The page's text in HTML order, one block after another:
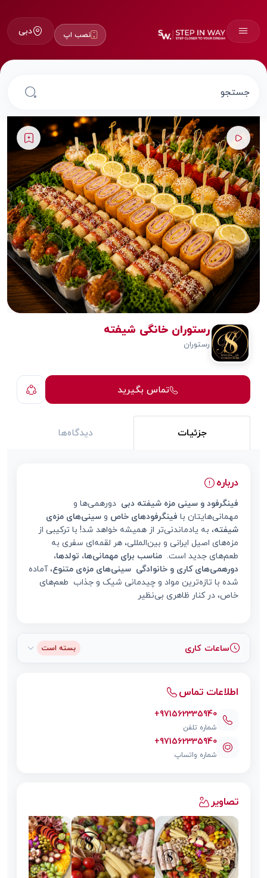
نصب اپ دبی
رستوران خانگی شیفته
رستوران
تماس بگیرید
جزئیات دیدگاه‌ها
درباره
فینگرفود و سینی مزه شیفته دبی دورهمی‌ها و
مهمانی‌هایتان با فینگرفود‌های خاص و سینی‌های مزه‌ی
شیفته، به یادماندنی‌تر از همیشه خواهد شد! با ترکیبی از
مزه‌های اصیل ایرانی و بین‌المللی، هر لقمه‌ای سفری به
طعم‌های جدید است. مناسب برای مهمانی‌ها، تولدها،
دورهمی‌های کاری و خانوادگی سینی‌های مزه‌ی متنوع، آماده
شده با تازه‌ترین مواد و چیدمانی شیک و جذاب طعم‌های
خاص، در کنار ظاهری بی‌نظیر
ساعات کاری بسته است
اطلاعات تماس
+971562335940
شماره تلفن
+971562335940
شماره واتساپ
تصاویر